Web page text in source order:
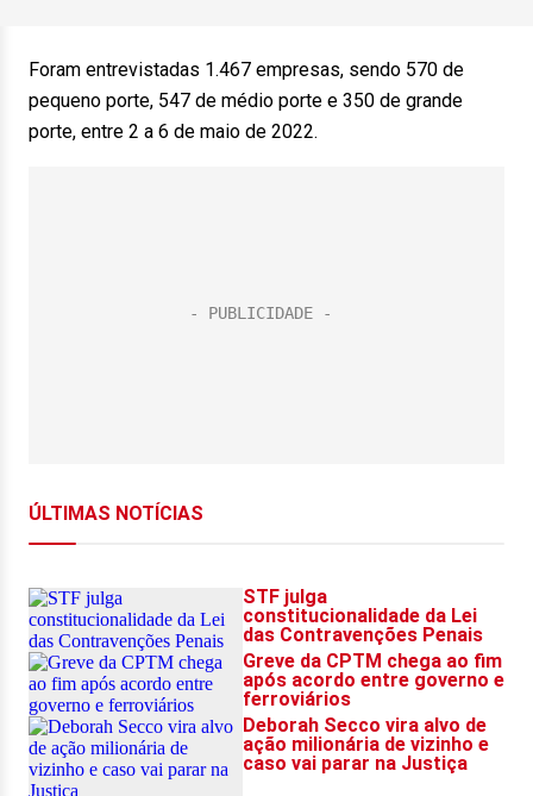
Foram entrevistadas 1.467 empresas, sendo 570 de
pequeno porte, 547 de médio porte e 350 de grande
porte, entre 2 a 6 de maio de 2022.